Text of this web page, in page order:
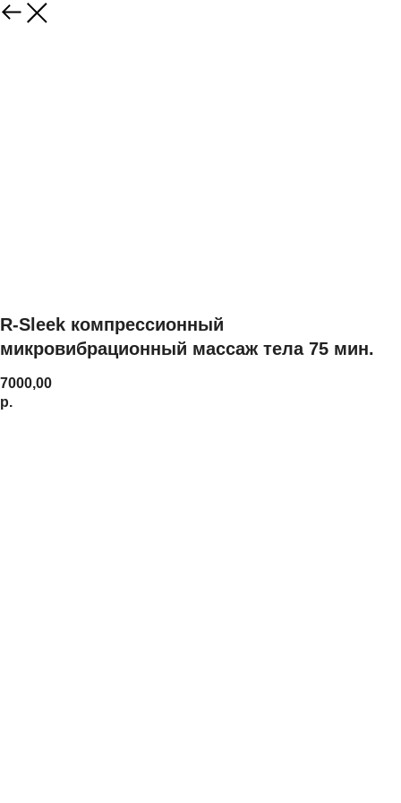
R-Sleek компрессионный
микровибрационный массаж тела 75 мин.
7000,00
р.